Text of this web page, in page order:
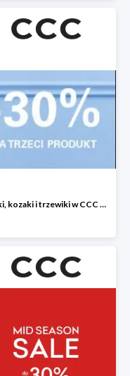
Botki, kozaki i trzewiki w CCC do -30%